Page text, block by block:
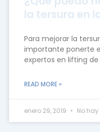
la tersura en
Para mejorar la
importante ponerte
expertos en lifting de
READ MORE »
enero 29, 2019 No